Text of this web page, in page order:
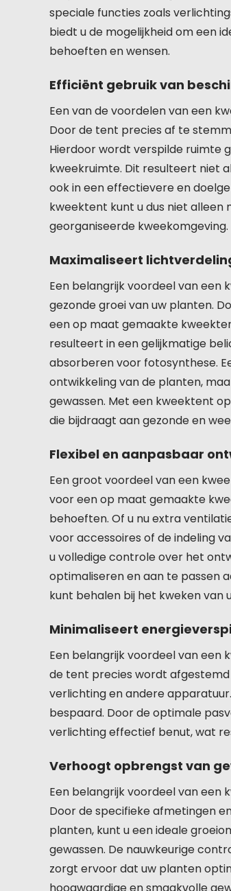
speciale functies zoals
biedt u de mogelijkheid om een
behoeften en wensen.
Efficiënt gebruik van
Een van de voordelen van een
Door de tent precies af te
Hierdoor wordt verspilde ruimte
kweekruimte. Dit resulteert niet
ook in een effectievere en
kweektent kunt u dus niet
georganiseerde kweekomgeving.
Maximaliseert
Een belangrijk voordeel van
gezonde groei van uw planten.
een op maat gemaakte
resulteert in een gelijkmatige
absorberen voor fotosynthese.
ontwikkeling van de planten,
gewassen. Met een kweektent
die bijdraagt aan gezonde en
Flexibel en aanpasbaar
Een groot voordeel van een
voor een op maat gemaakte
behoeften. Of u nu extra
voor accessoires of de indeling
u volledige controle over het
optimaliseren en aan te passen
kunt behalen bij het kweken van
Minimaliseert
Een belangrijk voordeel van
de tent precies wordt
verlichting en andere
bespaard. Door de optimale
verlichting effectief benut, wat
Verhoogt opbrengst van
Een belangrijk voordeel van
Door de specifieke afmetingen
planten, kunt u een ideale
gewassen. De nauwkeurige
zorgt ervoor dat uw planten